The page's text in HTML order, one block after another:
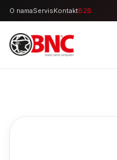
O namaServisKontaktB2B